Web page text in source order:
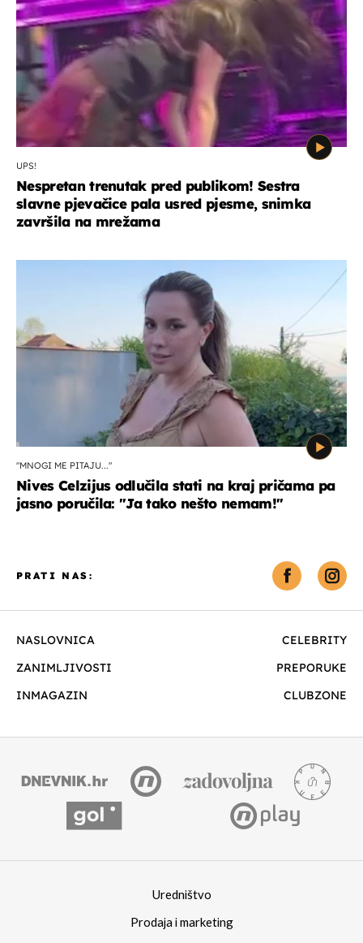
UPS!
Nespretan trenutak pred publikom! Sestra
slavne pjevačice pala usred pjesme, snimka
završila na mrežama
"MNOGI ME PITAJU..."
Nives Celzijus odlučila stati na kraj pričama pa
jasno poručila: "Ja tako nešto nemam!"
NASLOVNICA
CELEBRITY
ZANIMLJIVOSTI
PREPORUKE
INMAGAZIN
CLUBZONE
PRATI NAS:
Uredništvo
Prodaja i marketing